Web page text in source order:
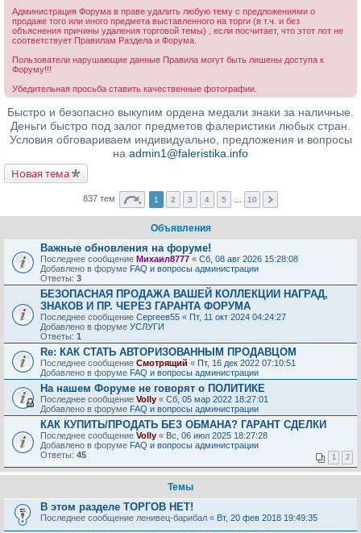
Администрация Форума в праве удалить любую тему с предложениями о
продаже того или иного предмета выставленного на торги (в т.ч. и без
объяснения причины удаления торговой темы) , если посчитает, что этот лот не
соответствует Правилам Раздела и Форума.
Пользователи нарушающие данные Правила могут быть лишены доступа к
Форуму!!!
Убедительная просьба ставить качественные фотографии.
Быстро и безопасно выкупим ордена медали знаки за наличные.
Деньги быстро под залог предметов фалеристики любых стран.
Условия обговариваем индивидуально, предложения и вопросы
на admin1@faleristika.info
Новая тема
837 тем 1 2 3 4 5 10
Объявления
Важные обновления на форуме!
Последнее сообщение Михаил8777 « Сб, 08 авг 2026 15:28:08
Добавлено в форуме FAQ и вопросы администрации
Ответы: 3
БЕЗОПАСНАЯ ПРОДАЖА ВАШЕЙ КОЛЛЕКЦИИ НАГРАД,
ЗНАКОВ И ПР. ЧЕРЕЗ ГАРАНТА ФОРУМА
Последнее сообщение Сергеев55 « Пт, 11 окт 2024 04:24:27
Добавлено в форуме УСЛУГИ
Ответы: 1
Re: КАК СТАТЬ АВТОРИЗОВАННЫМ ПРОДАВЦОМ
Последнее сообщение Смотрящий « Пт, 16 дек 2022 07:10:51
Добавлено в форуме FAQ и вопросы администрации
На нашем Форуме не говорят о ПОЛИТИКЕ
Последнее сообщение Volly « Сб, 05 мар 2022 18:27:01
Добавлено в форуме FAQ и вопросы администрации
КАК КУПИТЬ/ПРОДАТЬ БЕЗ ОБМАНА? ГАРАНТ СДЕЛКИ
Последнее сообщение Volly « Вс, 06 июл 2025 18:27:28
Добавлено в форуме FAQ и вопросы администрации
Ответы: 45 1 2
Темы
В этом разделе ТОРГОВ НЕТ!
Последнее сообщение ленивец-барибал « Вт, 20 фев 2018 19:49:35